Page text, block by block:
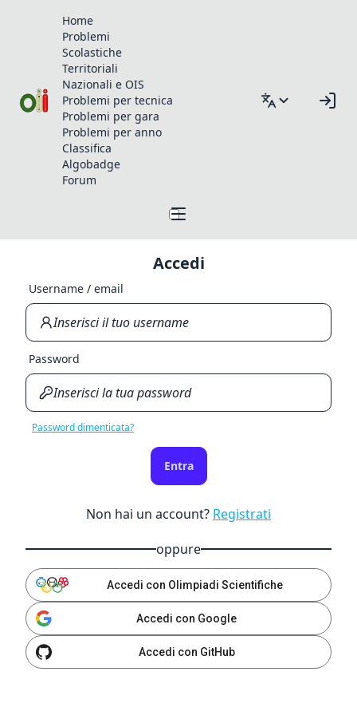
Home
Problemi
Scolastiche
Territoriali
Nazionali e OIS
Problemi per tecnica
Problemi per gara
Problemi per anno
Classifica
Algobadge
Forum
Accedi
Username / email
Password
Password dimenticata?
Entra
Non hai un account? Registrati
oppure
Accedi con Olimpiadi Scientifiche
Accedi con Google
Accedi con GitHub